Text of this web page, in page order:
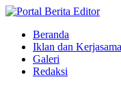
Beranda
Iklan dan Kerjasama
Galeri
Redaksi